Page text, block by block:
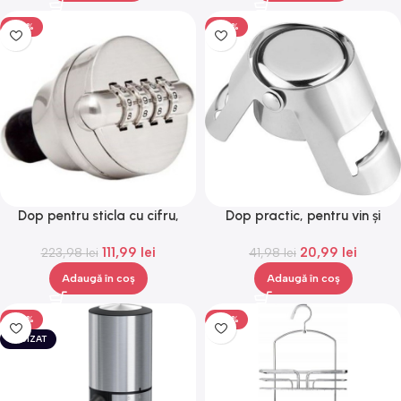
-50%
Dop pentru sticla cu cifru,
223,98lei 111,99 lei
Adaugă în coș
-50%
Dop practic, pentru vin și
41,98lei 20,99 lei
Adaugă în coș
-50%
EPUIZAT
-50%